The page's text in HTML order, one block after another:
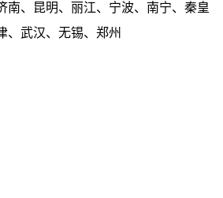
南、昆明、丽江、宁波、南宁、秦皇
、武汉、无锡、郑州